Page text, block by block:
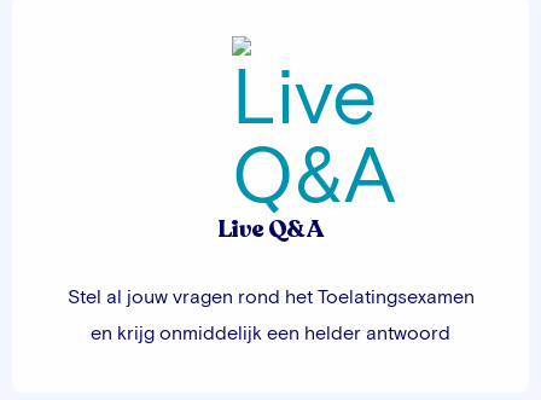
Live Q&A
Stel al jouw vragen rond het Toelatingsexamen
en krijg onmiddelijk een helder antwoord